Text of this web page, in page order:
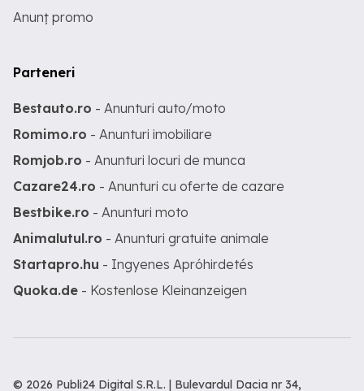
Anunț promo
Parteneri
Bestauto.ro - Anunturi auto/moto
Romimo.ro - Anunturi imobiliare
Romjob.ro - Anunturi locuri de munca
Cazare24.ro - Anunturi cu oferte de cazare
Bestbike.ro - Anunturi moto
Animalutul.ro - Anunturi gratuite animale
Startapro.hu - Ingyenes Apróhirdetés
Quoka.de - Kostenlose Kleinanzeigen
© 2026 Publi24 Digital S.R.L. | Bulevardul Dacia nr 34,